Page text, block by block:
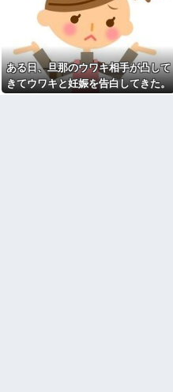
【画像】俺たちの姫本田望
結、久しぶりに画像を投稿した
結果→やっぱりワイらの姫だっ
たw w w w w w w w w w
飲み屋でケンカした相手をコ
ロした男の弁護をした。そして
数年後、因果応報を思わせる出
来事が…
ある日、旦那のウワキ相手が凸して
きてウワキと妊娠を告白してきた。